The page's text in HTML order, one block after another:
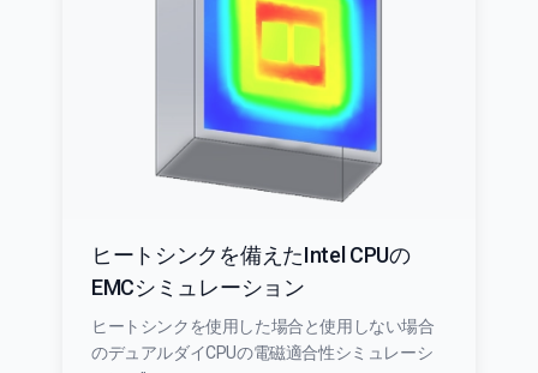
ヒートシンクを備えたIntel CPUの
EMCシミュレーション
ヒートシンクを使用した場合と使用しない場合
のデュアルダイCPUの電磁適合性シミュレーシ